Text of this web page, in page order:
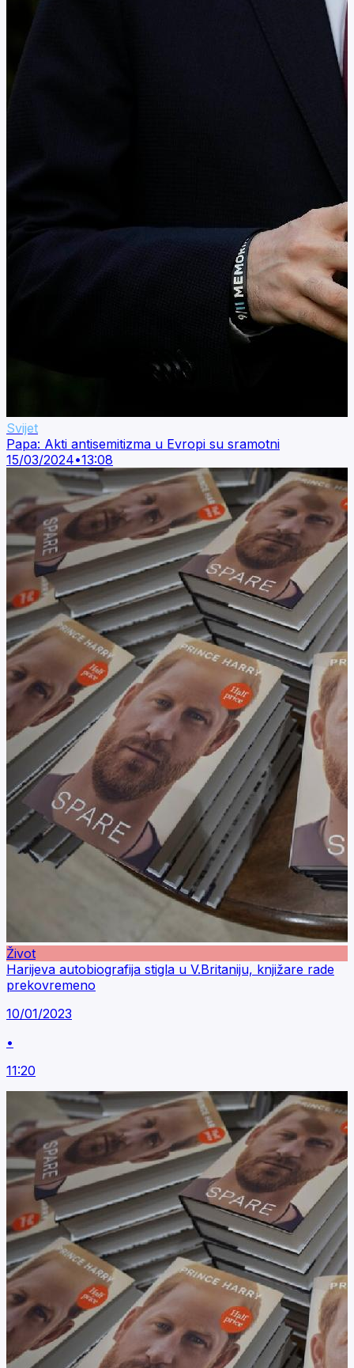
Svijet
Papa: Akti antisemitizma u Evropi su sramotni
15/03/2024•13:08
Život
Harijeva autobiografija stigla u V.Britaniju, knjižare rade
prekovremeno
10/01/2023
•
11:20